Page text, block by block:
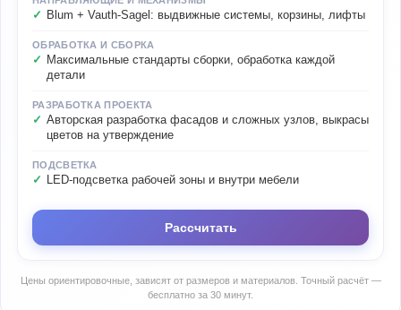
Blum + Vauth-Sagel: выдвижные системы, корзины, лифты
ОБРАБОТКА И СБОРКА
Максимальные стандарты сборки, обработка каждой
детали
РАЗРАБОТКА ПРОЕКТА
Авторская разработка фасадов и сложных узлов, выкрасы
цветов на утверждение
ПОДСВЕТКА
LED-подсветка рабочей зоны и внутри мебели
Рассчитать
Цены ориентировочные, зависят от размеров и материалов. Точный расчёт —
бесплатно за 30 минут.